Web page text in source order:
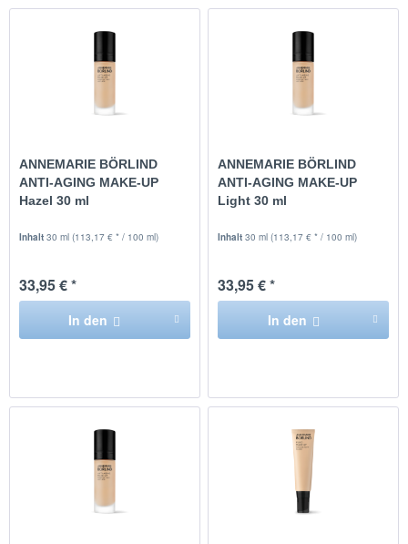
ANNEMARIE BÖRLIND
ANTI-AGING MAKE-UP
Hazel 30 ml
Inhalt30 ml(113,17 € * / 100 ml)
33,95 € *
In den
ANNEMARIE BÖRLIND
ANTI-AGING MAKE-UP
Light 30 ml
Inhalt30 ml(113,17 € * / 100 ml)
33,95 € *
In den